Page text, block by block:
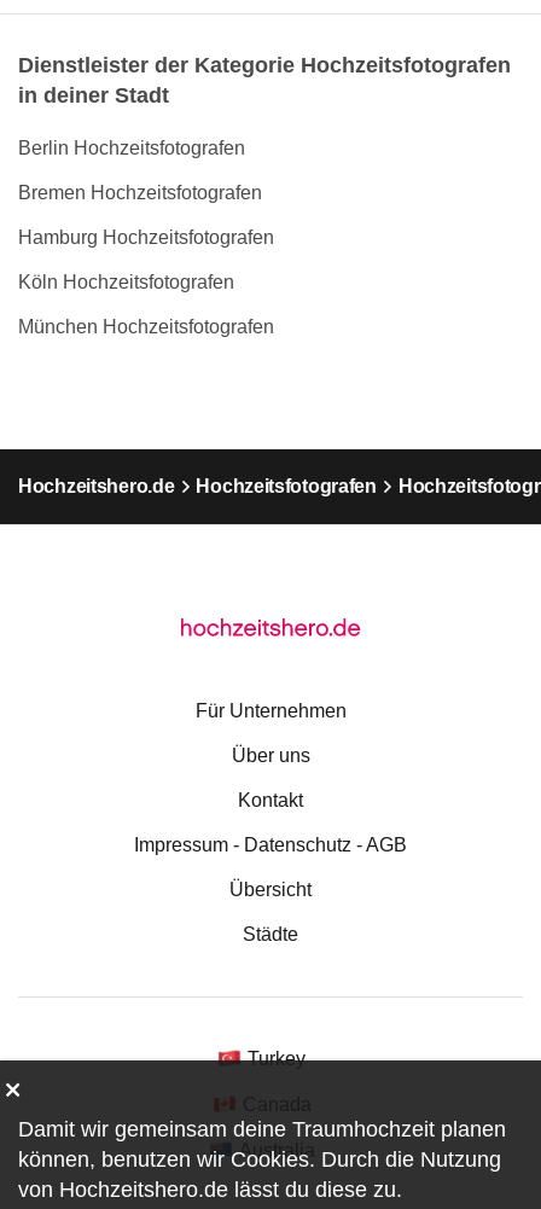
Dienstleister der Kategorie Hochzeitsfotografen
in deiner Stadt
Berlin Hochzeitsfotografen
Bremen Hochzeitsfotografen
Hamburg Hochzeitsfotografen
Köln Hochzeitsfotografen
München Hochzeitsfotografen
Hochzeitshero.de Hochzeitsfotografen
Für Unternehmen
Über uns
Kontakt
Impressum - Datenschutz - AGB
Übersicht
Städte
Turkey
Australia
Damit wir gemeinsam deine Traumhochzeit planen
können, benutzen wirCookies. Durch die Nutzung
von Hochzeitshero.de lässt du diese zu.